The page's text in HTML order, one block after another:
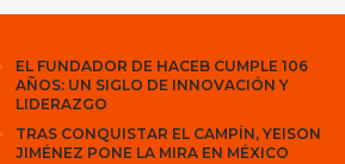
EL FUNDADOR DE HACEB CUMPLE 106
AÑOS: UN SIGLO DE INNOVACIÓN Y
LIDERAZGO
TRAS CONQUISTAR EL CAMPÍN, YEISON
JIMÉNEZ PONE LA MIRA EN MÉXICO